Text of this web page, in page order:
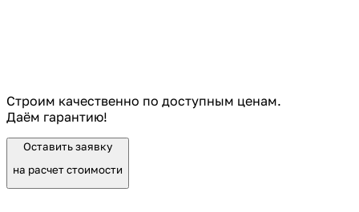
Строим качественно по доступным ценам.
Даём гарантию!
Оставить заявку
на расчет стоимости